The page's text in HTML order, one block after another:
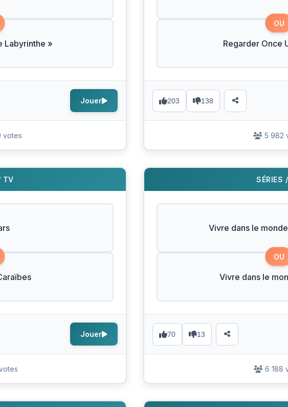
Labyrinthe »
Jouer
votes
OU
Regarder Once
203 138
5 982
TV
Jouer
SÉRIES
Vivre dans le
OU
Vivre dans le
70 13
6 188